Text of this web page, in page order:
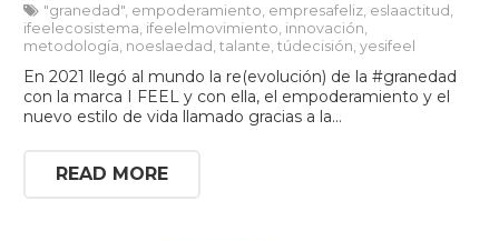
"granedad" empoderamiento empresafeliz eslaactitud
ifeelecosistema ifeelelmovimiento innovación
metodología noeslaedad talante túdecisión yesifeel
En 2021 llegó al mundo la re(evolución) de la #granedad
con la marca I FEEL y con ella, el empoderamiento y el
nuevo estilo de vida llamado gracias a la…
READ MORE